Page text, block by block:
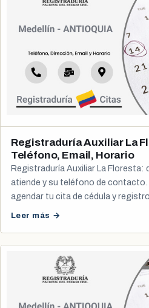
Registraduría Auxiliar La
Teléfono, Email, Horario
Registraduría Auxiliar La Floresta:
atiende y su teléfono de
agendar tu cita de cédula y registro
Leer más →